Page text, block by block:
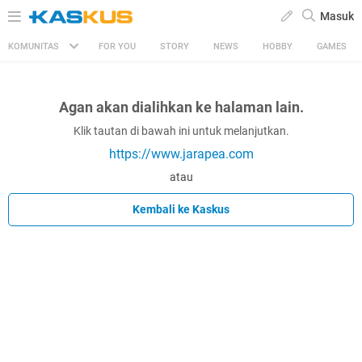
Masuk
KOMUNITAS FOR YOU STORY NEWS HOBBY GAMES
Agan akan dialihkan ke halaman lain.
Klik tautan di bawah ini untuk melanjutkan.
https://www.jarapea.com
atau
Kembali ke Kaskus